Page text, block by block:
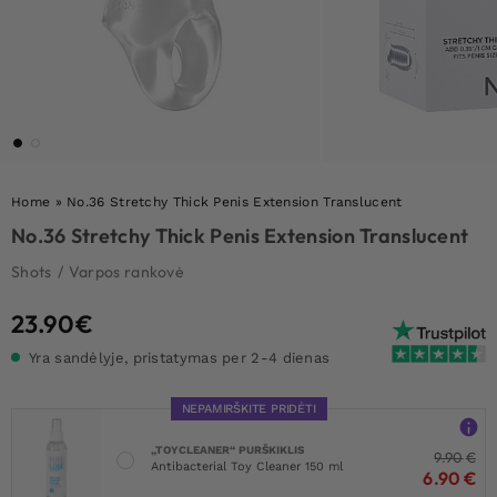
Home » No.36 Stretchy Thick Penis Extension Translucent
No.36 Stretchy Thick Penis Extension Translucent
Shots / Varpos rankovė
23.90€
Yra sandėlyje, pristatymas per 2-4 dienas
NEPAMIRŠKITE PRIDĖTI
„TOYCLEANER“ PURŠKIKLIS
Antibacterial Toy Cleaner 150 ml
9.90€
6.90 €